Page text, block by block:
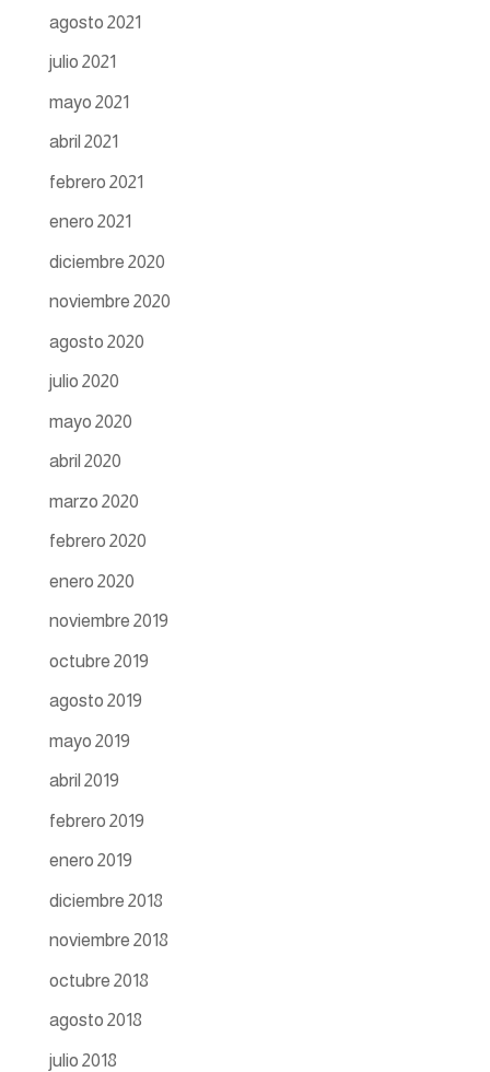
agosto 2021
julio 2021
mayo 2021
abril 2021
febrero 2021
enero 2021
diciembre 2020
noviembre 2020
agosto 2020
julio 2020
mayo 2020
abril 2020
marzo 2020
febrero 2020
enero 2020
noviembre 2019
octubre 2019
agosto 2019
mayo 2019
abril 2019
febrero 2019
enero 2019
diciembre 2018
noviembre 2018
octubre 2018
agosto 2018
julio 2018